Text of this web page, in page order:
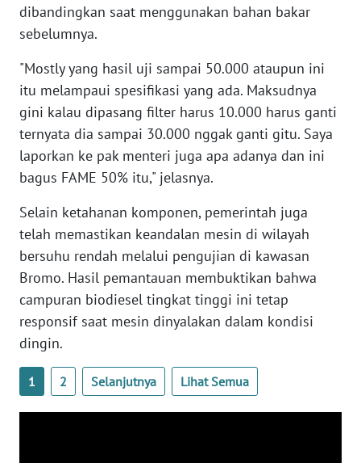
dibandingkan saat menggunakan bahan bakar
sebelumnya.
"Mostly yang hasil uji sampai 50.000 ataupun ini
itu melampaui spesifikasi yang ada. Maksudnya
gini kalau dipasang filter harus 10.000 harus ganti
ternyata dia sampai 30.000 nggak ganti gitu. Saya
laporkan ke pak menteri juga apa adanya dan ini
bagus FAME 50% itu," jelasnya.
Selain ketahanan komponen, pemerintah juga
telah memastikan keandalan mesin di wilayah
bersuhu rendah melalui pengujian di kawasan
Bromo. Hasil pemantauan membuktikan bahwa
campuran biodiesel tingkat tinggi ini tetap
responsif saat mesin dinyalakan dalam kondisi
dingin.
1 2 Selanjutnya Lihat Semua
PAPUA
BARAT
WN
RIAU
WN
SERAMBI
WN
JAMBI
WN
SULTRA
WN
NTB
WN
SULTENG